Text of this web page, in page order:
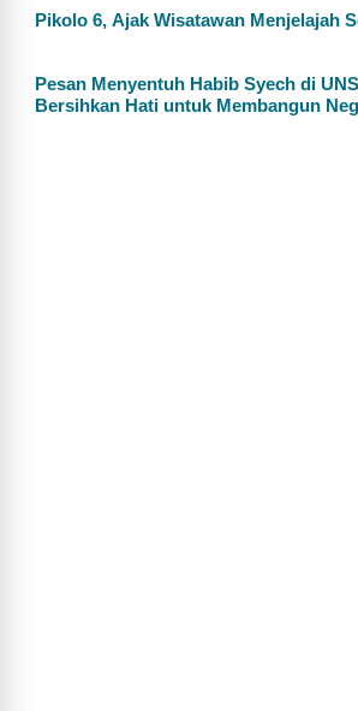
Pikolo 6, Ajak Wisatawan Menjelajah
Pesan Menyentuh Habib Syech di
Bersihkan Hati untuk Membangun